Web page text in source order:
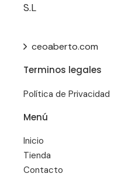
S.L
ceoaberto.com
Terminos legales
Política de Privacidad
Menú
Inicio
Tienda
Contacto